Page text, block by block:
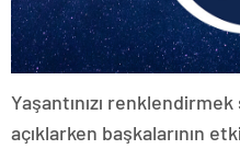
Yaşantınızı
açıklarken başkalarının